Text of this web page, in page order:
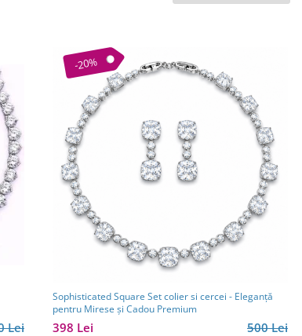
Lei
-20%
Sophisticated Square Set colier si cercei - Eleganță
pentru Mirese și Cadou Premium
500 Lei
398 Lei